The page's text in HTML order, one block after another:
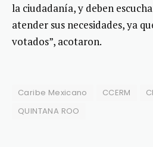
la ciudadanía, y deben
atender sus necesidades, ya
votados”, acotaron.
Caribe Mexicano CCERM
QUINTANA ROO